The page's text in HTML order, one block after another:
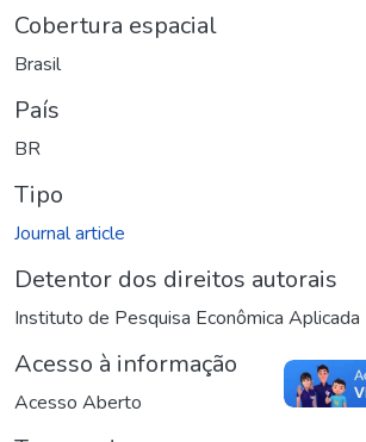
Cobertura espacial
Brasil
País
BR
Tipo
Journal article
Detentor dos direitos autorais
Instituto de Pesquisa Econômica Aplicada
Acesso à informação
Acesso Aberto